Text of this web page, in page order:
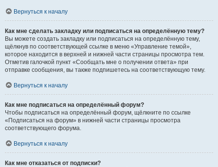
Вернуться к началу
Как мне сделать закладку или подписаться на определённую тему?
Вы можете создать закладку или подписаться на определённую тему,
щёлкнув по соответствующей ссылке в меню «Управление темой»,
которое находится в верхней и нижней части страницы просмотра тем.
Отметив галочкой пункт «Сообщать мне о получении ответа» при
отправке сообщения, вы также подпишетесь на соответствующую тему.
Вернуться к началу
Как мне подписаться на определённый форум?
Чтобы подписаться на определённый форум, щёлкните по ссылке
«Подписаться на форум» в нижней части страницы просмотра
соответствующего форума.
Вернуться к началу
Как мне отказаться от подписки?